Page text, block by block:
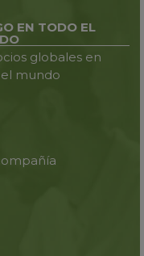
EN TODO EL
globales en
el mundo